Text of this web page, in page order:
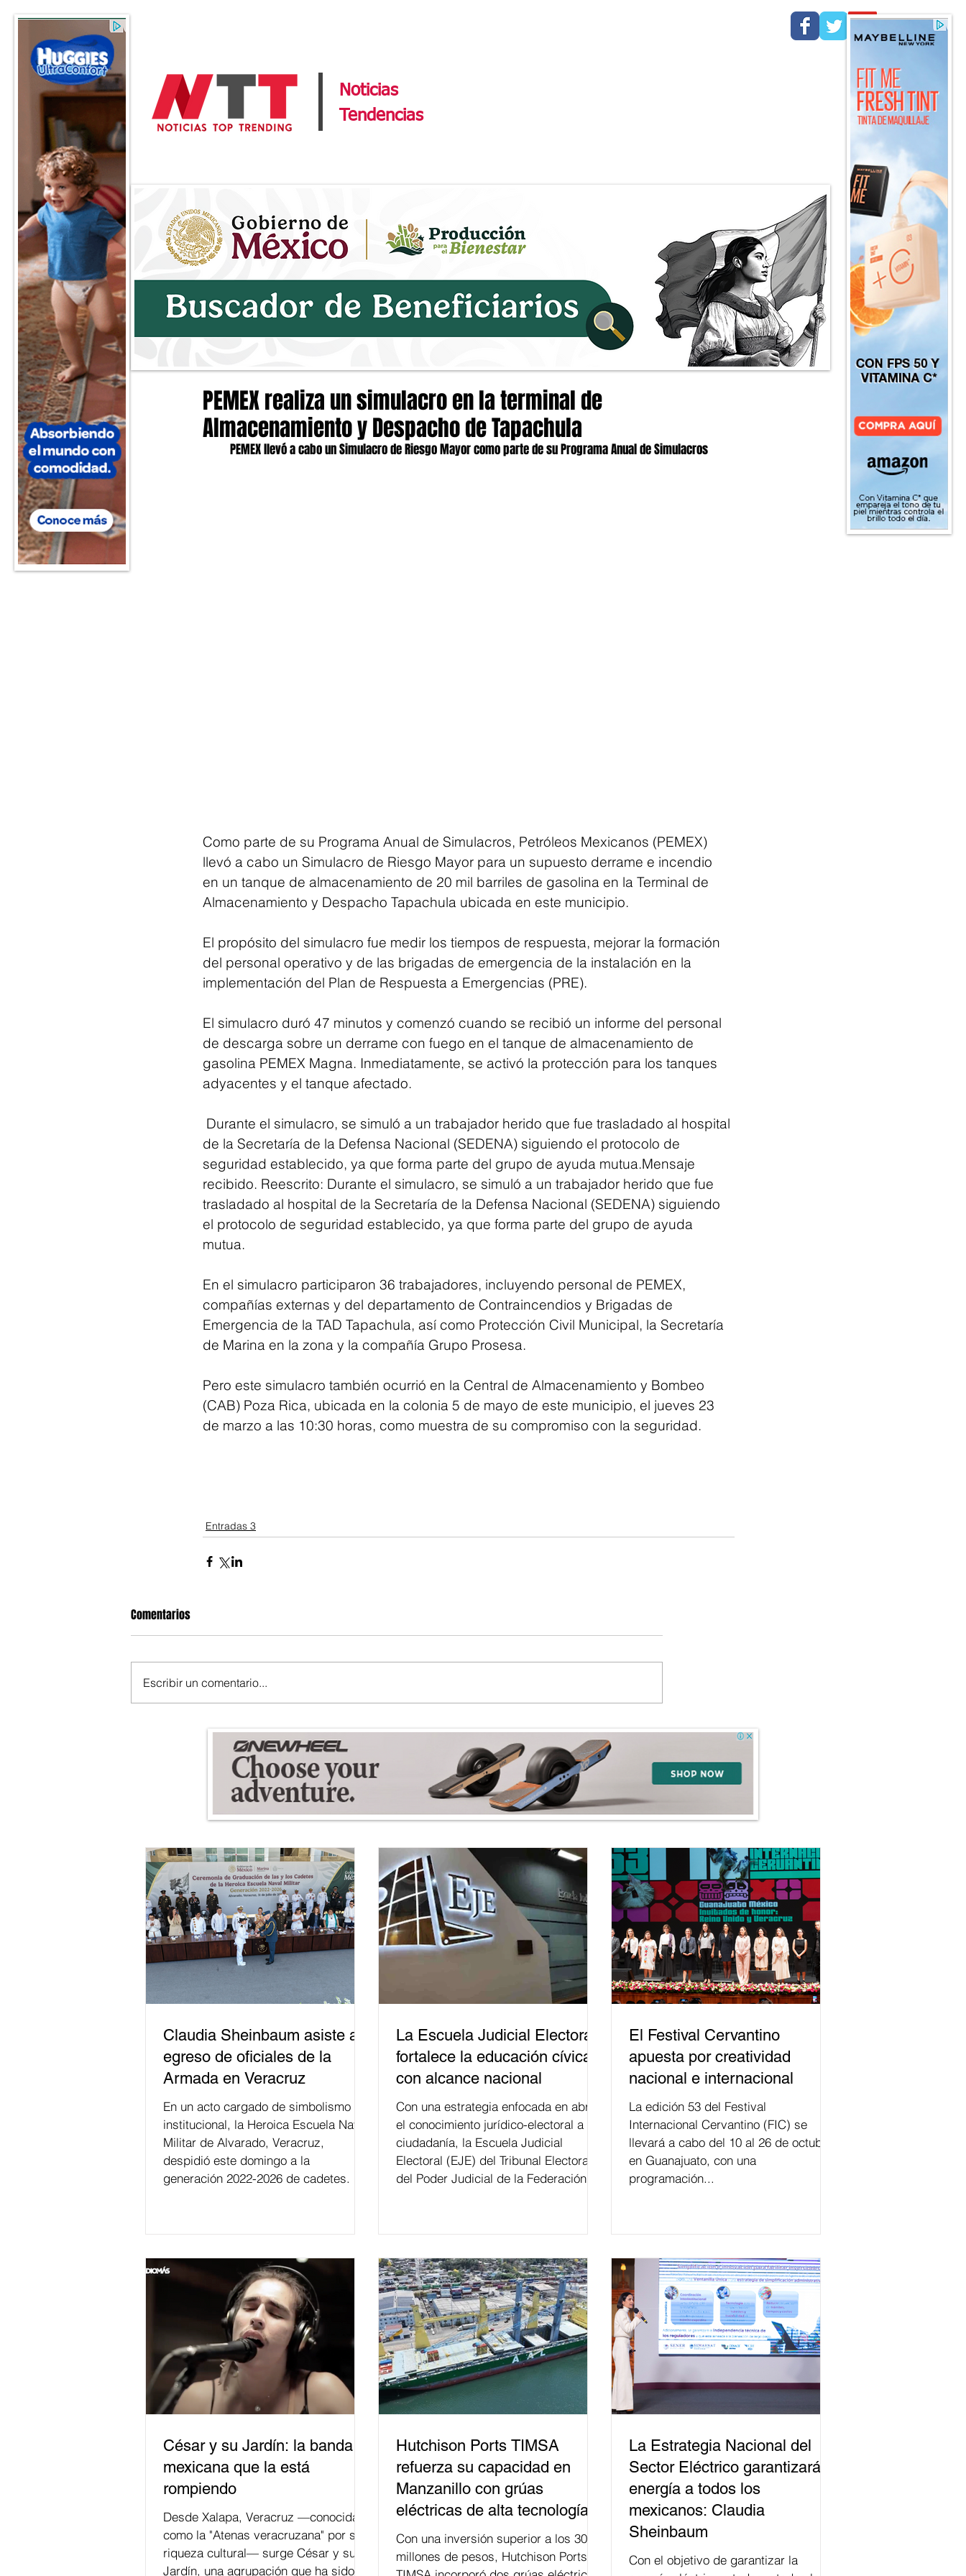
Noticias
Tendencias
PEMEX realiza un simulacro en la terminal de
Almacenamiento y Despacho de Tapachula
PEMEX llevó a cabo un Simulacro de Riesgo Mayor como parte de su Programa Anual de Simulacros
Como parte de su Programa Anual de Simulacros, Petróleos Mexicanos (PEMEX)
llevó a cabo un Simulacro de Riesgo Mayor para un supuesto derrame e incendio
en un tanque de almacenamiento de 20 mil barriles de gasolina en la Terminal de
Almacenamiento y Despacho Tapachula ubicada en este municipio.
El propósito del simulacro fue medir los tiempos de respuesta, mejorar la formación
del personal operativo y de las brigadas de emergencia de la instalación en la
implementación del Plan de Respuesta a Emergencias (PRE).
El simulacro duró 47 minutos y comenzó cuando se recibió un informe del personal
de descarga sobre un derrame con fuego en el tanque de almacenamiento de
gasolina PEMEX Magna. Inmediatamente, se activó la protección para los tanques
adyacentes y el tanque afectado.
de la Secretaría de la Defensa Nacional (SEDENA) siguiendo el protocolo de
seguridad establecido, ya que forma parte del grupo de ayuda mutua.Mensaje
recibido. Reescrito: Durante el simulacro, se simuló a un trabajador herido que fue
trasladado al hospital de la Secretaría de la Defensa Nacional (SEDENA) siguiendo
el protocolo de seguridad establecido, ya que forma parte del grupo de ayuda
mutua.
En el simulacro participaron 36 trabajadores, incluyendo personal de PEMEX,
compañías externas y del departamento de Contraincendios y Brigadas de
Emergencia de la TAD Tapachula, así como Protección Civil Municipal, la Secretaría
de Marina en la zona y la compañía Grupo Prosesa.
Pero este simulacro también ocurrió en la Central de Almacenamiento y Bombeo
(CAB) Poza Rica, ubicada en la colonia 5 de mayo de este municipio, el jueves 23
de marzo a las 10:30 horas, como muestra de su compromiso con la seguridad.
Entradas 3
Comentarios
Escribir un comentario...
Claudia Sheinbaum asiste a
egreso de oficiales de la
Armada en Veracruz
En un acto cargado de simbolismo
institucional, la Heroica Escuela Naval
Militar de Alvarado, Veracruz,
despidió este domingo a la
generación 2022-2026 de cadetes.
La Escuela Judicial Electoral
fortalece la educación cívica
con alcance nacional
Con una estrategia enfocada en abrir
el conocimiento jurídico-electoral a la
ciudadanía, la Escuela Judicial
Electoral (EJE) del Tribunal Electoral
del Poder Judicial de la Federación ha
relacionados con la democracia y el
del papel que ha asumido la EJE en la
difusión de la justicia electoral como
un bien público. La mayor parte de las
personas capacitadas no forma
El Festival Cervantino
apuesta por creatividad
nacional e internacional
La edición 53 del Festival
Internacional Cervantino (FIC) se
llevará a cabo del 10 al 26 de octubre
en Guanajuato, con una
programación...
César y su Jardín: la banda
mexicana que la está
rompiendo
Desde Xalapa, Veracruz —conocida
como la "Atenas veracruzana" por su
riqueza cultural— surge César y su
Jardín, una agrupación que ha sido
Hutchison Ports TIMSA
refuerza su capacidad en
Manzanillo con grúas
eléctricas de alta tecnología
Con una inversión superior a los 300
millones de pesos, Hutchison Ports
La Estrategia Nacional del
Sector Eléctrico garantizará
energía a todos los
mexicanos: Claudia
Sheinbaum
Con el objetivo de garantizar la